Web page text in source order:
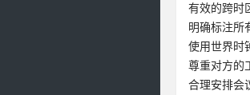
有效的跨时
明确标注所
使用世界时
尊重对方的
合理安排会